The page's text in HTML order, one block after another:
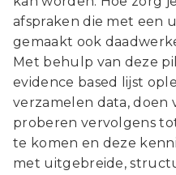
afspraken die met een
gemaakt ook
Met behulp van deze
evidence based lijst
verzamelen data, doen
proberen vervolgens
te komen en deze
met uitgebreide,